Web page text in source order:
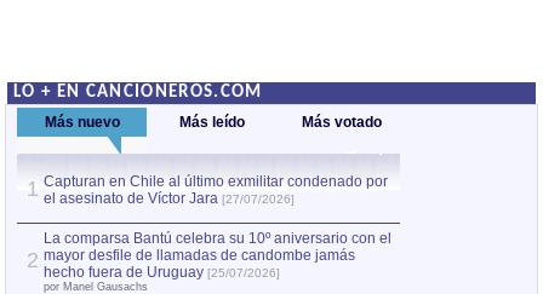
LO + EN CANCIONEROS.COM
Más nuevo Más leído Más votado
1 Capturan en Chile al último exmilitar condenado por
el asesinato de Víctor Jara [27/07/2026]
2
La comparsa Bantú celebra su 10º aniversario con el
mayor desfile de llamadas de candombe jamás
hecho fuera de Uruguay [25/07/2026]
por Manel Gausachs